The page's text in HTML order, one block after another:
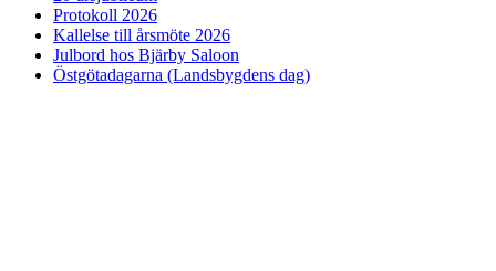
Protokoll 2026
Kallelse till årsmöte 2026
Julbord hos Bjärby Saloon
Östgötadagarna (Landsbygdens dag)